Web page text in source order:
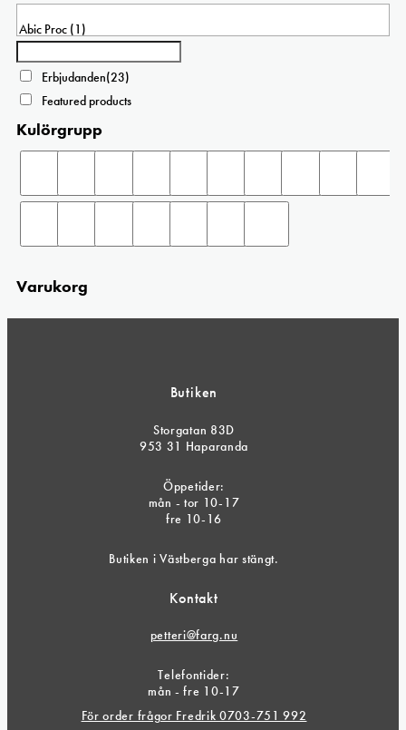
kan
väljas
på
produktsidan
Erbjudanden(23)
Featured products
Kulörgrupp
Varukorg
Butiken
Storgatan 83D
953 31 Haparanda
Öppetider:
mån - tor 10-17
fre 10-16
Butiken i Västberga har stängt.
Kontakt
petteri@farg.nu
Telefontider:
mån - fre 10-17
För order frågor Fredrik 0703-751 992